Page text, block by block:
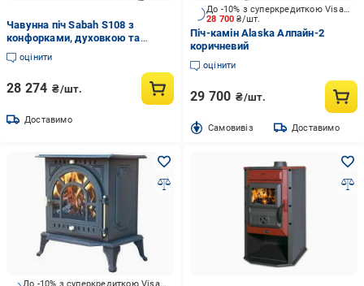
Чавунна піч Sabah S108 з
конфорками, духовкою та
чавунними дверками 10 кВт
оцінити
28 274 ₴/шт.
Доставимо
28 700₴/шт.
До -10% з суперкредиткою Visa Вигода
Піч-камін Alaska Алпайн-2
коричневий
оцінити
29 700 ₴/шт.
Cамовивіз Доставимо
До -10% з суперкредиткою Visa Вигода